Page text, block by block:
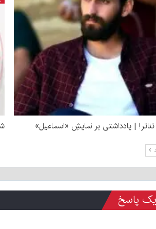
| یادداشتی بر نمایشِ «اسماعیل»
یک پاسخ